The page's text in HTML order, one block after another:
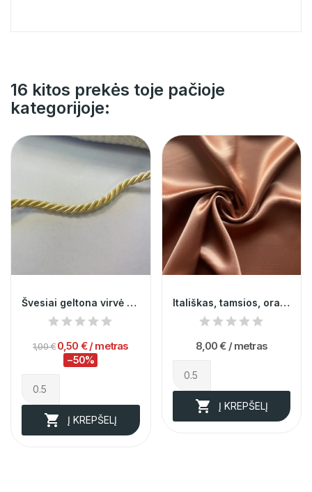
16 kitos prekės toje pačioje
kategorijoje:
Švesiai geltona virvė 7mm 000090
1,00 €0,50 € / metras
−50%
 Į KREPŠELĮ
Itališkas, tamsios, oranžinės spalvos...
8,00 € / metras
 Į KREPŠELĮ